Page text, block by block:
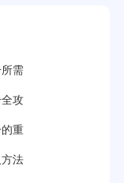
有哪些？
少费用？
全吗？
料和流程？
需
攻
重
法